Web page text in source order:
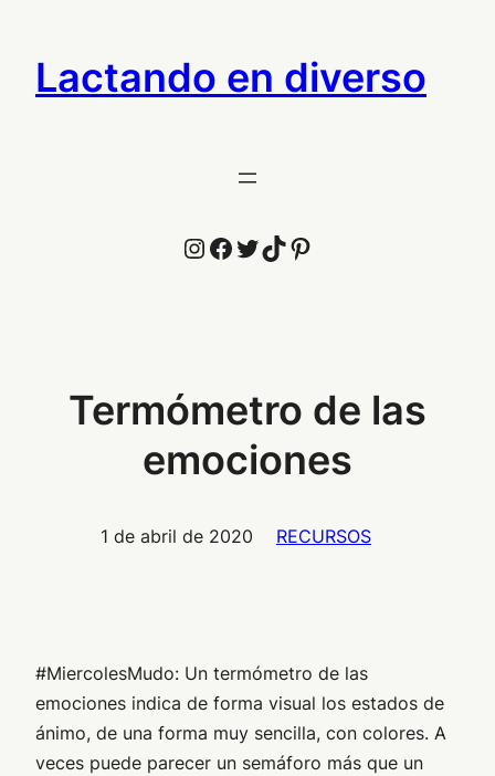
contenido
Lactando en diverso
Instagram
Facebook
Twitter
TikTok
Pinterest
Termómetro de las
emociones
1 de abril de 2020 RECURSOS
#MiercolesMudo: Un termómetro de las
emociones indica de forma visual los estados de
ánimo, de una forma muy sencilla, con colores. A
veces puede parecer un semáforo más que un